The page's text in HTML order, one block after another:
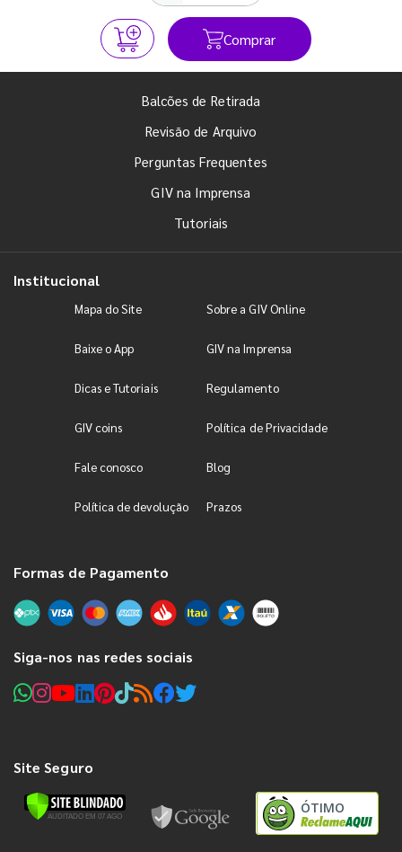
Comprar
Balcões de Retirada
Revisão de Arquivo
Perguntas Frequentes
GIV na Imprensa
Tutoriais
Institucional
Mapa do Site Sobre a GIV Online
Baixe o App GIV na Imprensa
Dicas e Tutoriais Regulamento
GIV coins Política de Privacidade
Fale conosco Blog
Política de devolução Prazos
Formas de Pagamento
Siga-nos nas redes sociais
Site Seguro
ÓTIMO